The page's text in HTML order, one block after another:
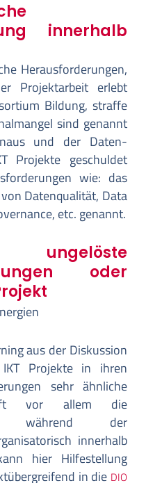
innerhalb
Herausforderungen,
Projektarbeit erlebt
Bildung, straffe
sind genannt
und der Daten-
Projekte geschuldet
wie: das
Datenqualität, Data
etc. genannt.
oder
aus der Diskussion
Projekte in ihren
sehr ähnliche
vor allem die
während der
innerhalb
hier Hilfestellung
in die DIO